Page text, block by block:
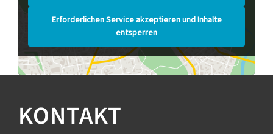
Erforderlichen Service akzeptieren und Inhalte
entsperren
KONTAKT